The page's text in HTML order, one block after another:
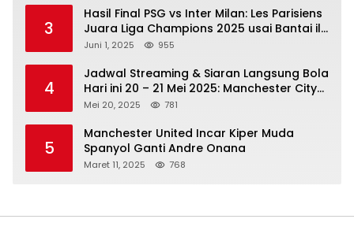
3
Hasil Final PSG vs Inter Milan: Les Parisiens
Juara Liga Champions 2025 usai Bantai il
Nerazzurri
Juni 1, 2025 955
4
Jadwal Streaming & Siaran Langsung Bola
Hari ini 20 – 21 Mei 2025: Manchester City
vs Bournemouth
Mei 20, 2025 781
5
Manchester United Incar Kiper Muda
Spanyol Ganti Andre Onana
Maret 11, 2025 768